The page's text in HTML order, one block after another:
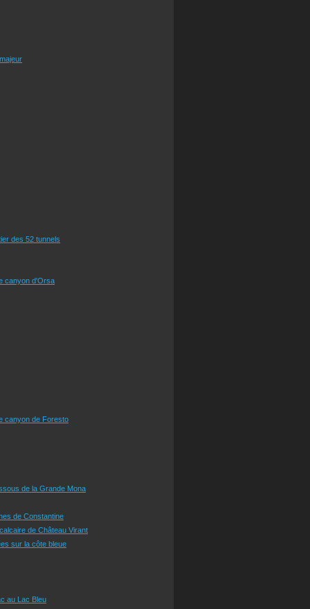
des 52 tunnels
canyon d'Orsa
canyon de Foresto
de la Grande Mona
de Constantine
de Château Virant
sur la côte bleue
au Lac Bleu